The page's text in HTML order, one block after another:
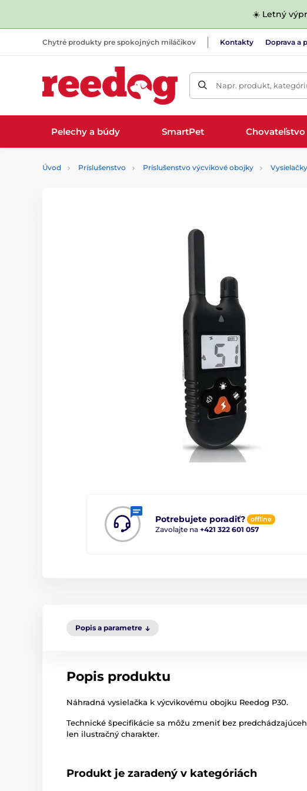
☀️ Letný
Chytré produkty pre spokojných miláčikov Kontakty Doprava a
Napr. produkt,
Pelechy a búdy SmartPet Chovateľstvo
Úvod Príslušenstvo Príslušenstvo výcvikové obojky Vysielačky
Potrebujete poradiť? offline
Zavolajte na +421 322 601 057
Popis a parametre
Popis produktu
Náhradná vysielačka k výcvikovému obojku Reedog P30.
Technické špecifikácie sa môžu zmeniť bez
len ilustračný charakter.
Produkt je zaradený v kategóriách